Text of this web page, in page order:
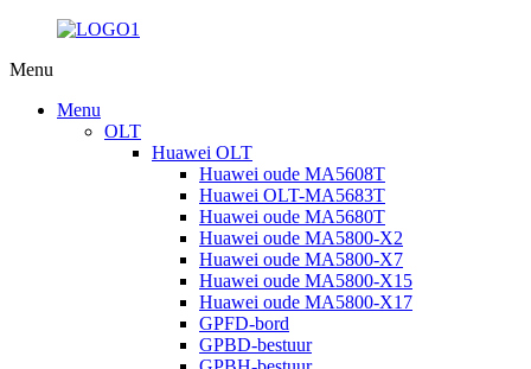
Menu
Menu
OLT
Huawei OLT
Huawei oude MA5608T
Huawei OLT-MA5683T
Huawei oude MA5680T
Huawei oude MA5800-X2
Huawei oude MA5800-X7
Huawei oude MA5800-X15
Huawei oude MA5800-X17
GPFD-bord
GPBD-bestuur